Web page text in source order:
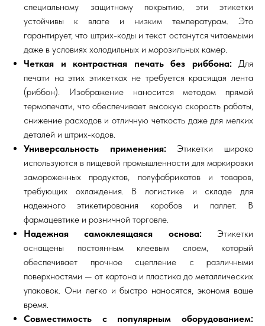
специальному защитному покрытию, эти этикетки
устойчивы к влаге и низким температурам. Это
гарантирует, что штрих-коды и текст останутся читаемыми
даже в условиях холодильных и морозильных камер.
Четкая и контрастная печать без риббона: Для
печати на этих этикетках не требуется красящая лента
(риббон). Изображение наносится методом прямой
термопечати, что обеспечивает высокую скорость работы,
снижение расходов и отличную четкость даже для мелких
деталей и штрих-кодов.
Универсальность применения:Этикетки широко
используются в пищевой промышленности для маркировки
замороженных продуктов, полуфабрикатов и товаров,
требующих охлаждения. В логистике и складе для
надежного этикетирования коробов и паллет. В
фармацевтике и розничной торговле.
Надежная самоклеящаяся основа: Этикетки
оснащены постоянным клеевым слоем, который
обеспечивает прочное сцепление с различными
поверхностями — от картона и пластика до металлических
упаковок. Они легко и быстро наносятся, экономя ваше
время.
Совместимость с популярным оборудованием: